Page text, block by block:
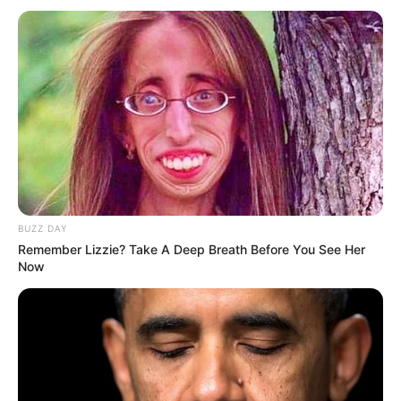
ΥΓΕΙΑ
Η ΔΥΝΑΜΗ ΤΗΣ ΣΚΕΨΗΣ. ΑΥΤΑ ΔΕΝ ΘΑ
ΣΤΑ ΠΟΥΝΕ ΠΟΤΕ ΟΙ ΓΙΑΤΡΟΙ.
Η ΔΥΝΑΜΗ ΤΗΣ ΣΚΕΨΗΣ. ΠΑΜΕ ΝΑ ΔΟΥΜΕ ΤΙ ΜΑΣ ΛΕΕΙ Ο
ΒΙΟΛΟΓΟΣ DR. BRUCE LIPTON: “ΘΑ ΣΑΣ ΔΕΙΞΩ ΤΗΝ ΕΠΙΣΤΗΜΗ
ΓΙΑ ΤΟ ΠΩΣ ΠΡΑΓΜΑΤΙΚΑ ΛΕΙΤΟΥΡΓΟΥΝ...
BUZZ DAY
Remember Lizzie? Take A Deep Breath Before You See Her
Now